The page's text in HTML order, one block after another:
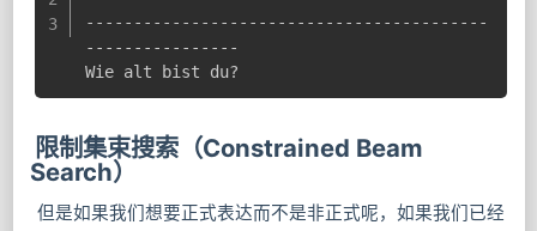
------------------------------------------
----------------
Wie alt bist du?
限制集束搜索（Constrained Beam
Search）
但是如果我们想要正式表达而不是非正式呢，如果我们已经